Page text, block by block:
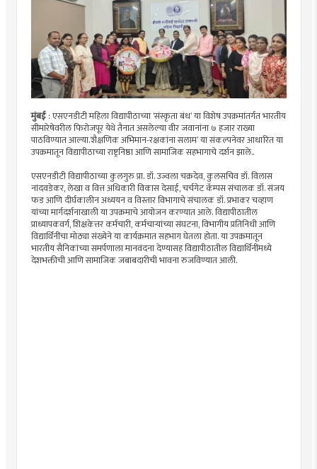
मुंबई: एसएनडीटी महिला विद्यापीठाच्या ‘संस्कृता बंध’ या विशेष उपक्रमांतर्गत भारतीय
सीमारेषेवरील फिरोजपूर येथे तैनात असलेल्या वीर जवानांना ७ हजार राख्या
पाठविण्यात आल्या.‘शैक्षणिक अभिमान-रक्षकांना सलाम’ या संकल्पनेवर आधारित या
उपक्रमातून विद्यापीठाच्या राष्ट्रनिष्ठा आणि सामाजिक सहभागाचे दर्शन झाले..
एसएनडीटी विद्यापीठाच्या कुलगुरु प्रा. डॉ. उज्वला चक्रदेव, कुलसचिव डॉ. विलास
नांदवडेकर, लेखा व वित्त अधिकारी विकास देसाई, चर्चगेट कॅम्पस संचालक डॉ. संजय
फड आणि दीर्घकालीन अध्ययन व विस्तार विभागाचे संचालक डॉ. प्रभाकर चव्हाण
यांच्या मार्गदर्शनाखाली या उपक्रमाचे आयोजन करण्यात आले. विद्यापीठातील
प्राध्यापकवर्ग, शिक्षकेत्तर कर्मचारी, कर्मचाऱ्यांच्या संघटना, विभागीय प्रतिनिधी आणि
विद्यार्थिनींचा मोठ्या संख्येने या कार्यक्रमात सहभाग घेतला होता. या उपक्रमातून
भारतीय सैनिकांच्या समर्पणाला मानवंदना देण्यासह विद्यापीठातील विद्यार्थिनींमध्ये
देशभक्तीची आणि सामाजिक जबाबदारीची भावना रुजविण्यात आली.